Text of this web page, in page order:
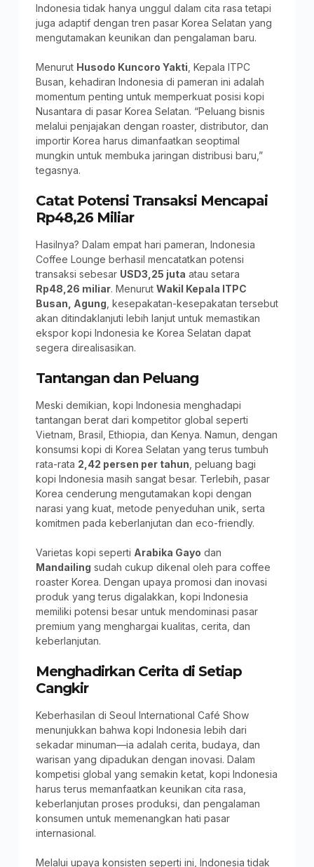
Indonesia tidak hanya unggul dalam cita rasa tetapi
juga adaptif dengan tren pasar Korea Selatan yang
mengutamakan keunikan dan pengalaman baru.
Menurut Husodo Kuncoro Yakti , Kepala ITPC
Busan, kehadiran Indonesia di pameran ini adalah
momentum penting untuk memperkuat posisi kopi
Nusantara di pasar Korea Selatan. “Peluang bisnis
melalui penjajakan dengan roaster, distributor, dan
importir Korea harus dimanfaatkan seoptimal
mungkin untuk membuka jaringan distribusi baru,”
tegasnya.
Catat Potensi Transaksi Mencapai
Rp48,26 Miliar
Hasilnya? Dalam empat hari pameran, Indonesia
Coffee Lounge berhasil mencatatkan potensi
transaksi sebesar USD3,25 juta atau setara
Rp48,26 miliar. Menurut Wakil Kepala ITPC
Busan, Agung , kesepakatan-kesepakatan tersebut
akan ditindaklanjuti lebih lanjut untuk memastikan
ekspor kopi Indonesia ke Korea Selatan dapat
segera direalisasikan.
Tantangan dan Peluang
Meski demikian, kopi Indonesia menghadapi
tantangan berat dari kompetitor global seperti
Vietnam, Brasil, Ethiopia, dan Kenya. Namun, dengan
konsumsi kopi di Korea Selatan yang terus tumbuh
rata-rata 2,42 persen per tahun , peluang bagi
kopi Indonesia masih sangat besar. Terlebih, pasar
Korea cenderung mengutamakan kopi dengan
narasi yang kuat, metode penyeduhan unik, serta
komitmen pada keberlanjutan dan eco-friendly.
Varietas kopi seperti Arabika Gayo dan
Mandailing sudah cukup dikenal oleh para coffee
roaster Korea. Dengan upaya promosi dan inovasi
produk yang terus digalakkan, kopi Indonesia
memiliki potensi besar untuk mendominasi pasar
premium yang menghargai kualitas, cerita, dan
keberlanjutan.
Menghadirkan Cerita di Setiap
Cangkir
Keberhasilan di Seoul International Café Show
menunjukkan bahwa kopi Indonesia lebih dari
sekadar minuman—ia adalah cerita, budaya, dan
warisan yang dipadukan dengan inovasi. Dalam
kompetisi global yang semakin ketat, kopi Indonesia
harus terus memanfaatkan keunikan cita rasa,
keberlanjutan proses produksi, dan pengalaman
konsumen untuk memenangkan hati pasar
internasional.
Melalui upaya konsisten seperti ini, Indonesia tidak